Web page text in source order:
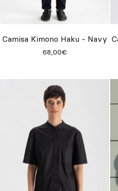
Camisa Kimono Haku - Navy
68,00€